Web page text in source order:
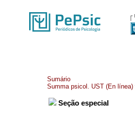
Sumário
Summa psicol. UST (En
Seção especial